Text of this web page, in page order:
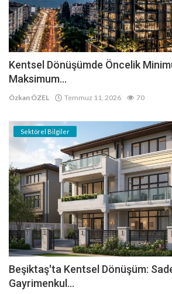
Kentsel Dönüşümde Öncelik
Maksimum...
Özkan ÖZEL Temmuz 11, 2026 70
Sektörel Bilgiler
Beşiktaş'ta Kentsel Dönüşüm:
Gayrimenkul...